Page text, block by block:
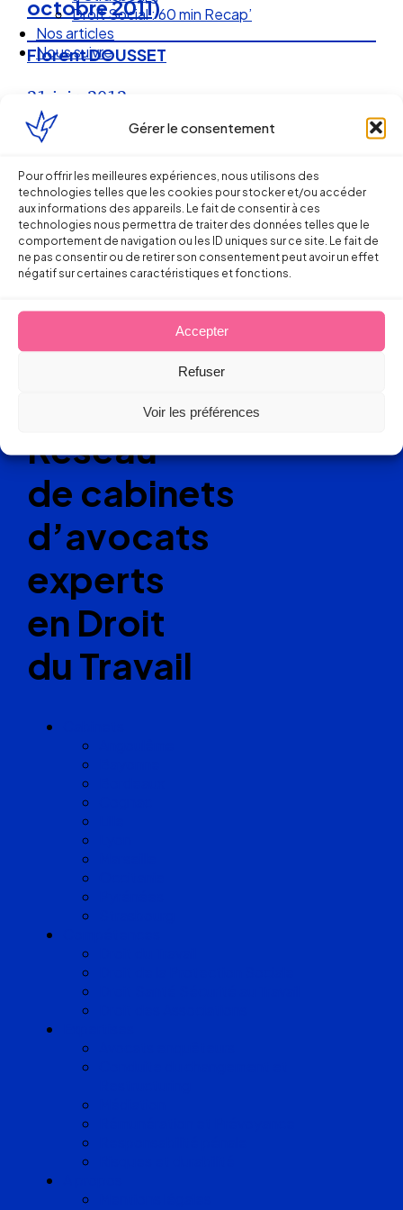
Gérer le consentement
Pour offrir les meilleures expériences, nous utilisons des
technologies telles que les cookies pour stocker et/ou accéder
aux informations des appareils. Le fait de consentir à ces
technologies nous permettra de traiter des données telles que le
comportement de navigation ou les ID uniques sur ce site. Le fait de
ne pas consentir ou de retirer son consentement peut avoir un effet
négatif sur certaines caractéristiques et fonctions.
Accepter
Refuser
Voir les préférences
Droit Social : 60 min Recap’
Nos articles
Nous suivre
octobre 2011)
Florent DOUSSET
21 juin 2012
Ellipse Avocats
Réseau
de cabinets
d’avocats
experts
en Droit
du Travail